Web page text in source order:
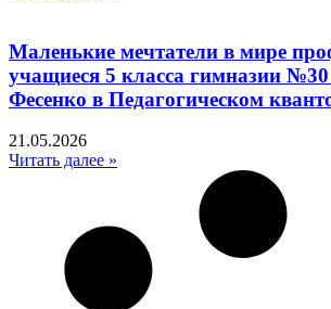
Маленькие мечтатели в мире
учащиеся 5 класса гимназии
Фесенко в Педагогическом
21.05.2026
Читать далее »